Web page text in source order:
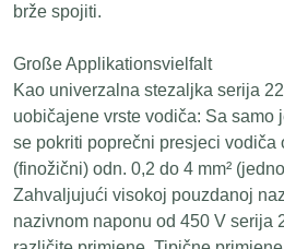
brže spojiti.
Große Applikationsvielfalt
Kao univerzalna stezaljka serija
uobičajene vrste vodiča: Sa samo
se pokriti poprečni presjeci vodiča
(finožični) odn. 0,2 do 4 mm²
Zahvaljujući visokoj pouzdanoj
nazivnom naponu od 450 V serija